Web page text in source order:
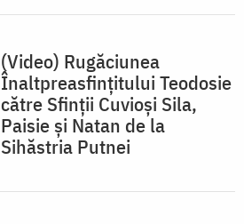
(Video) Rugăciunea
Înaltpreasfințitului Teodosie
către Sfinții Cuvioși Sila,
Paisie și Natan de la
Sihăstria Putnei